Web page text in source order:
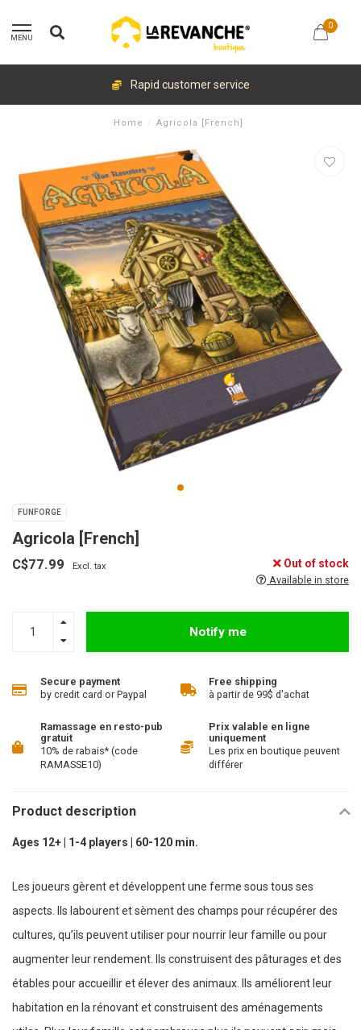
MENU
0
Rapid customer service
Home / Agricola [French]
FUNFORGE
Agricola [French]
C$77.99 Excl. tax Out of stock
Available in store
Notify me
Secure payment
by credit card or Paypal
Free shipping
à partir de 99$ d'achat
Ramassage en resto-pub
gratuit
10% de rabais* (code
RAMASSE10)
Prix valable en ligne
uniquement
Les prix en boutique peuvent
différer
Product description
Ages 12+ | 1-4 players | 60-120 min.
Les joueurs gèrent et développent une ferme sous tous ses
aspects. Ils labourent et sèment des champs pour récupérer des
cultures, qu’ils peuvent utiliser pour nourrir leur famille ou pour
augmenter leur rendement. Ils construisent des pâturages et des
étables pour accueillir et élever des animaux. Ils améliorent leur
habitation en la rénovant et construisent des aménagements